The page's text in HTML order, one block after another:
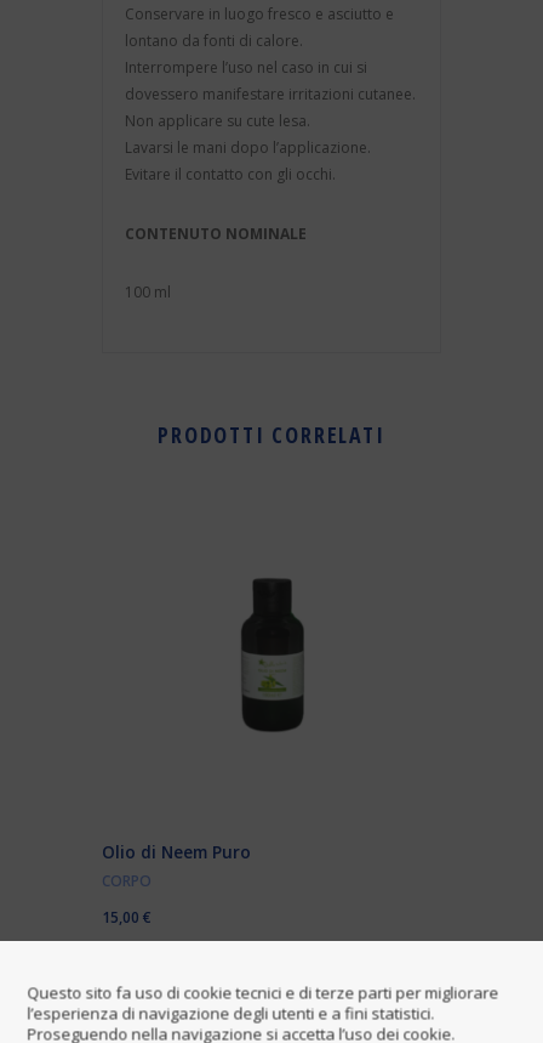
Conservare in luogo fresco e asciutto e
lontano da fonti di calore.
Interrompere l’uso nel caso in cui si
dovessero manifestare irritazioni cutanee.
Non applicare su cute lesa.
Lavarsi le mani dopo l’applicazione.
Evitare il contatto con gli occhi.
CONTENUTO NOMINALE
100 ml
PRODOTTI CORRELATI
Olio di Neem Puro
CORPO
15,00 €
Questo sito fa uso di cookie tecnici e di terze parti per migliorare
l’esperienza di navigazione degli utenti e a fini statistici.
Proseguendo nella navigazione si accetta l’uso dei cookie.